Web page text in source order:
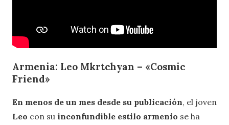
Armenia: Leo Mkrtchyan – «Cosmic
Friend»
En menos de un mes desde su publicación, el joven
Leo con su inconfundible estilo armenio se ha